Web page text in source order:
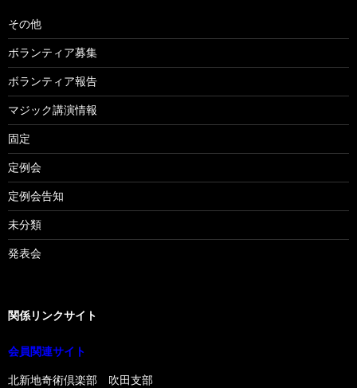
その他
ボランティア募集
ボランティア報告
マジック講演情報
固定
定例会
定例会告知
未分類
発表会
関係リンクサイト
会員関連サイト
北新地奇術倶楽部 吹田支部